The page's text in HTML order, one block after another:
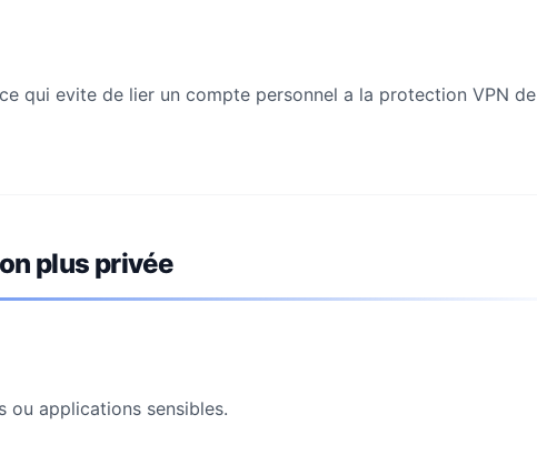
qui evite de lier un compte personnel a la protection VPN de
plus privée
ou applications sensibles.